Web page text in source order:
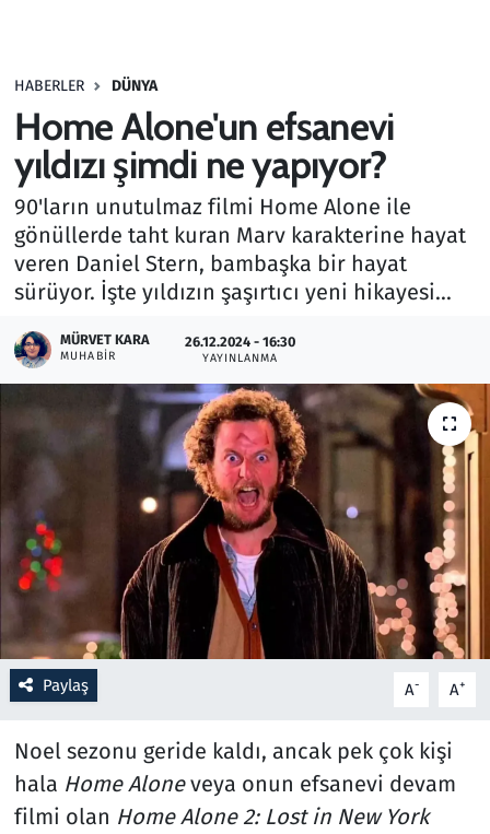
HABERLER DÜNYA
Home Alone'un efsanevi
yıldızı şimdi ne yapıyor?
90'ların unutulmaz filmi Home Alone ile
gönüllerde taht kuran Marv karakterine hayat
veren Daniel Stern, bambaşka bir hayat
sürüyor. İşte yıldızın şaşırtıcı yeni hikayesi...
MÜRVET KARA
MUHABIR
26.12.2024 - 16:30
YAYINLANMA
Paylaş A- A+
Noel sezonu geride kaldı, ancak pek çok kişi
hala Home Aloneveya onun efsanevi devam
filmi olan Home Alone 2: Lost in New York
Haber
Kültür Sanat
Kurumsal Haberler
Lezzet Durağı
Oyun
Resmi İlanlar
Rüya Tabirleri
Sağlık
Savunma Sanayi
Seçim 2023
Spor